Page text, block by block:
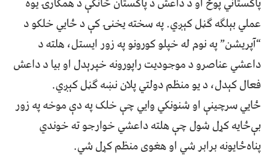
عملي بېلګه ګڼل کېږي. په سخته یخنۍ کې د ځايي خلکو د
“آپریشن” په نوم له خپلو کورونو په زور ایستل، هلته د
داعشي عناصرو د موجودیت راپورونه خپرېدل او بیا د داعش
فعال کېدل، د یو منظم دولتي پلان نښه ګڼل کېږي.
ځايي سرچینې او شنونکي وایي چې خلک په دې موخه په زور
بې‌ځایه کړل شول چې هلته داعشي خوارجو ته خوندي
پناه‌ځایونه برابر شي او هغوی منظم کړل شي.